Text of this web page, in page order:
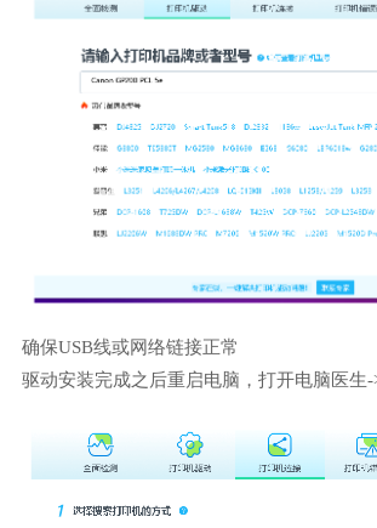
确保USB线或网络链接正常
驱动安装完成之后重启电脑，打开电脑医生-